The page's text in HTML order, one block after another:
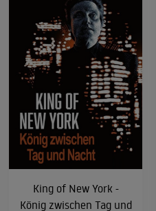
King of New York -
König zwischen Tag und